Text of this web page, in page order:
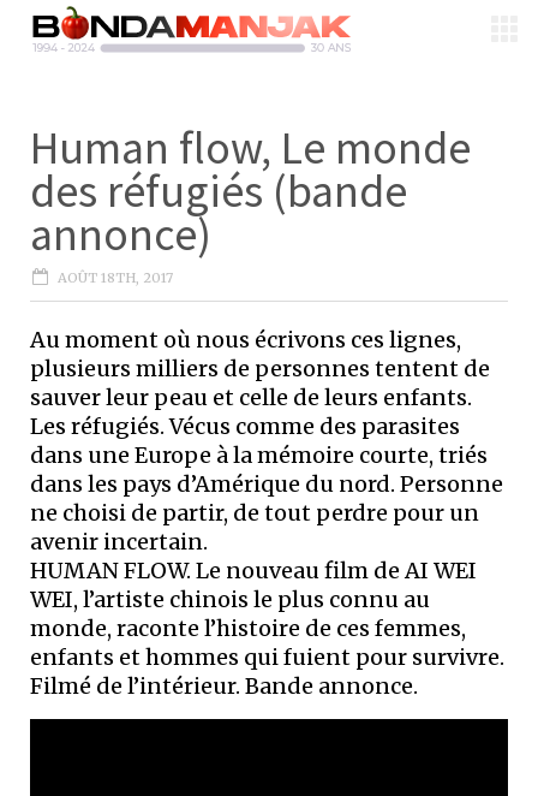
Human flow, Le monde
des réfugiés (bande
annonce)
AOÛT 18TH, 2017
Au moment où nous écrivons ces lignes,
plusieurs milliers de personnes tentent de
sauver leur peau et celle de leurs enfants.
Les réfugiés. Vécus comme des parasites
dans une Europe à la mémoire courte, triés
dans les pays d’Amérique du nord. Personne
ne choisi de partir, de tout perdre pour un
avenir incertain.
HUMAN FLOW. Le nouveau film de AI WEI
WEI, l’artiste chinois le plus connu au
monde, raconte l’histoire de ces femmes,
enfants et hommes qui fuient pour survivre.
Filmé de l’intérieur. Bande annonce.